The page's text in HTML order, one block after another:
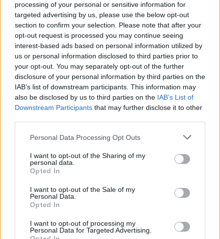
processing of your personal or sensitive information for
targeted advertising by us, please use the below opt-out
section to confirm your selection. Please note that after your
opt-out request is processed you may continue seeing
interest-based ads based on personal information utilized by
us or personal information disclosed to third parties prior to
your opt-out. You may separately opt-out of the further
disclosure of your personal information by third parties on the
IAB’s list of downstream participants. This information may
also be disclosed by us to third parties on the IAB’s List of
Downstream Participants that may further disclose it to other
Please note that this website/app uses one or more Google
not limited to your visit or usage behaviour. You may click to
grant or deny consent to Google and its third-party tags to
use your data for below specified purposes in below Google
consent section.
Personal Data Processing Opt Outs
I want to opt-out of the Sharing of my
personal data.
Opted In
I want to opt-out of the Sale of my
Personal Data.
Opted In
I want to opt-out of processing my
Personal Data for Targeted Advertising.
Το Μετρό της Αθήνας θα διασχίζει τη Λ.
Κηφισίας -Πού θα βρίσκονται οι νέοι
σταθμοί
Μετρό Αθήνας: Έρχονται 32 νέοι